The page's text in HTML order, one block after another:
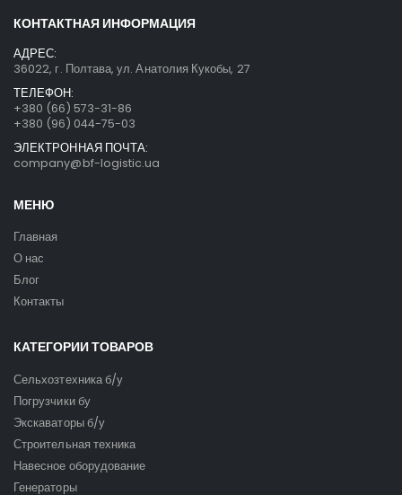
КОНТАКТНАЯ ИНФОРМАЦИЯ
АДРЕС:
36022, г. Полтава, ул. Анатолия Кукобы, 27
ТЕЛЕФОН:
+380 (66) 573-31-86
+380 (96) 044-75-03
ЭЛЕКТРОННАЯ ПОЧТА:
company@bf-logistic.ua
МЕНЮ
Главная
О нас
Блог
Контакты
КАТЕГОРИИ ТОВАРОВ
Сельхозтехника б/у
Погрузчики бу
Экскаваторы б/у
Строительная техника
Навесное оборудование
Генераторы